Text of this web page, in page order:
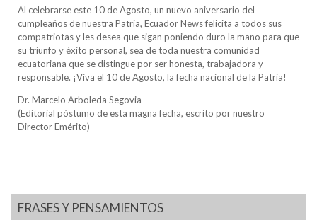
Al celebrarse este 10 de Agosto, un nuevo aniversario del
cumpleaños de nuestra Patria, Ecuador News felicita a todos sus
compatriotas y les desea que sigan poniendo duro la mano para que
su triunfo y éxito personal, sea de toda nuestra comunidad
ecuatoriana que se distingue por ser honesta, trabajadora y
responsable. ¡Viva el 10 de Agosto, la fecha nacional de la Patria!
Dr. Marcelo Arboleda Segovia
(Editorial póstumo de esta magna fecha, escrito por nuestro
Director Emérito)
FRASES Y PENSAMIENTOS